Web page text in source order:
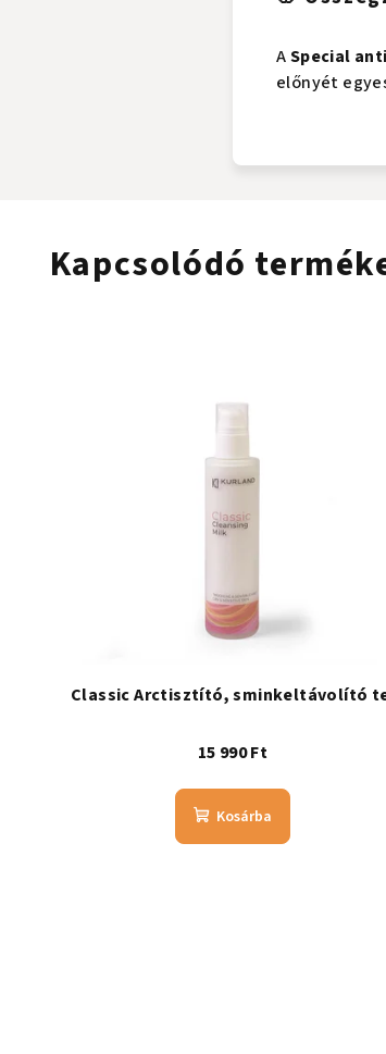
ASpecial
előnyét
Kapcsolódó
Classic Arctisztító, sminkeltávolító
15 990 Ft
Kosárba